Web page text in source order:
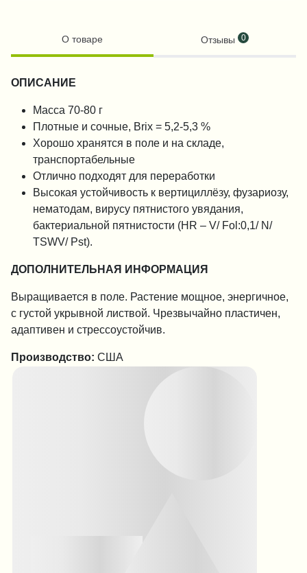
О товаре Отзывы 0
ОПИСАНИЕ
Масса 70-80 г
Плотные и сочные, Brix = 5,2-5,3 %
Хорошо хранятся в поле и на складе,
транспортабельные
Отлично подходят для переработки
Высокая устойчивость к вертициллёзу, фузариозу,
нематодам, вирусу пятнистого увядания,
бактериальной пятнистости (HR – V/ Fol:0,1/ N/
TSWV/ Pst).
ДОПОЛНИТЕЛЬНАЯ ИНФОРМАЦИЯ
Выращивается в поле. Растение мощное, энергичное,
с густой укрывной листвой. Чрезвычайно пластичен,
адаптивен и стрессоустойчив.
Производство: США